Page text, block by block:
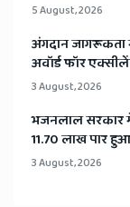
5 August, 2026
अंगदान जागरूकता
अवॉर्ड फॉर
3 August, 2026
भजनलाल सरकार में
11.70 लाख पार
3 August, 2026